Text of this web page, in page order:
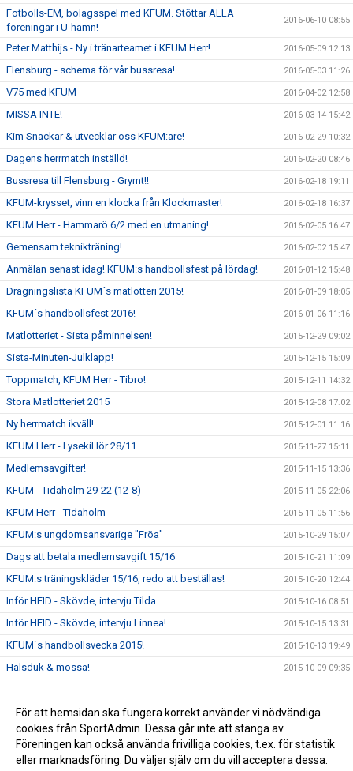
Fotbolls-EM, bolagsspel med KFUM. Stöttar ALLA
föreningar i U-hamn!
2016-06-10 08:55
Peter Matthijs - Ny i tränarteamet i KFUM Herr! 2016-05-09 12:13
Flensburg - schema för vår bussresa! 2016-05-03 11:26
V75 med KFUM 2016-04-02 12:58
MISSA INTE! 2016-03-14 15:42
Kim Snackar & utvecklar oss KFUM:are! 2016-02-29 10:32
Dagens herrmatch inställd! 2016-02-20 08:46
Bussresa till Flensburg - Grymt!! 2016-02-18 19:11
KFUM-krysset, vinn en klocka från Klockmaster! 2016-02-18 16:37
KFUM Herr - Hammarö 6/2 med en utmaning! 2016-02-05 16:47
Gemensam teknikträning! 2016-02-02 15:47
Anmälan senast idag! KFUM:s handbollsfest på lördag! 2016-01-12 15:48
Dragningslista KFUM´s matlotteri 2015! 2016-01-09 18:05
KFUM´s handbollsfest 2016! 2016-01-06 11:16
Matlotteriet - Sista påminnelsen! 2015-12-29 09:02
Sista-Minuten-Julklapp! 2015-12-15 15:09
Toppmatch, KFUM Herr - Tibro! 2015-12-11 14:32
Stora Matlotteriet 2015 2015-12-08 17:02
Ny herrmatch ikväll! 2015-12-01 11:16
KFUM Herr - Lysekil lör 28/11 2015-11-27 15:11
Medlemsavgifter! 2015-11-15 13:36
KFUM - Tidaholm 29-22 (12-8) 2015-11-05 22:06
KFUM Herr - Tidaholm 2015-11-05 11:56
KFUM:s ungdomsansvarige "Fröa" 2015-10-29 15:07
Dags att betala medlemsavgift 15/16 2015-10-21 11:09
KFUM:s träningskläder 15/16, redo att beställas! 2015-10-20 12:44
Inför HEID - Skövde, intervju Tilda 2015-10-16 08:51
Inför HEID - Skövde, intervju Linnea! 2015-10-15 13:31
KFUM´s handbollsvecka 2015! 2015-10-13 19:49
Halsduk & mössa! 2015-10-09 09:35
Träningstider 15/16 2015-09-25 09:48
Nya hemsidan under uppbyggnad! 2015-09-16 00:37
För att hemsidan ska fungera korrekt använder vi nödvändiga
cookies från SportAdmin. Dessa går inte att stänga av.
Föreningen kan också använda frivilliga cookies, t.ex. för statistik
eller marknadsföring. Du väljer själv om du vill acceptera dessa.